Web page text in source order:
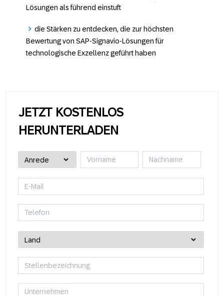
Lösungen als führend einstuft
die Stärken zu entdecken, die zur höchsten
Bewertung von SAP-Signavio-Lösungen für
technologische Exzellenz geführt haben
JETZT KOSTENLOS
HERUNTERLADEN